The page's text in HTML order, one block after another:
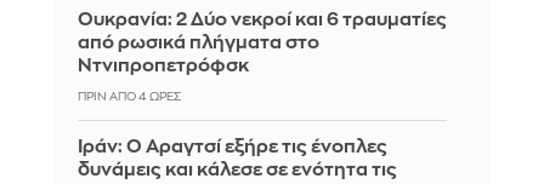
Ουκρανία: 2 Δύο νεκροί και 6 τραυματίες
από ρωσικά πλήγματα στο
Ντνιπροπετρόφσκ
ΠΡΙΝ ΑΠΌ 4 ΏΡΕΣ
Ιράν: Ο Αραγτσί εξήρε τις ένοπλες
δυνάμεις και κάλεσε σε ενότητα τις